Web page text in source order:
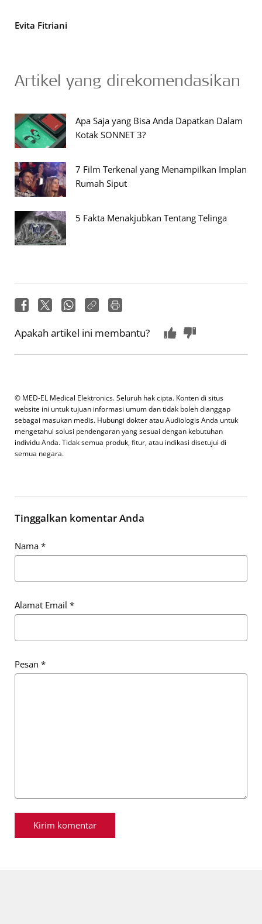
Evita Fitriani
Artikel yang direkomendasikan
Apa Saja yang Bisa Anda Dapatkan Dalam
Kotak SONNET 3?
7 Film Terkenal yang Menampilkan Implan
Rumah Siput
5 Fakta Menakjubkan Tentang Telinga
Apakah artikel ini membantu?
© MED-EL Medical Elektronics. Seluruh hak cipta. Konten di situs
website ini untuk tujuan informasi umum dan tidak boleh dianggap
sebagai masukan medis. Hubungi dokter atau Audiologis Anda untuk
mengetahui solusi pendengaran yang sesuai dengan kebutuhan
individu Anda. Tidak semua produk, fitur, atau indikasi disetujui di
semua negara.
Tinggalkan komentar Anda
Nama *
Alamat Email *
Pesan *